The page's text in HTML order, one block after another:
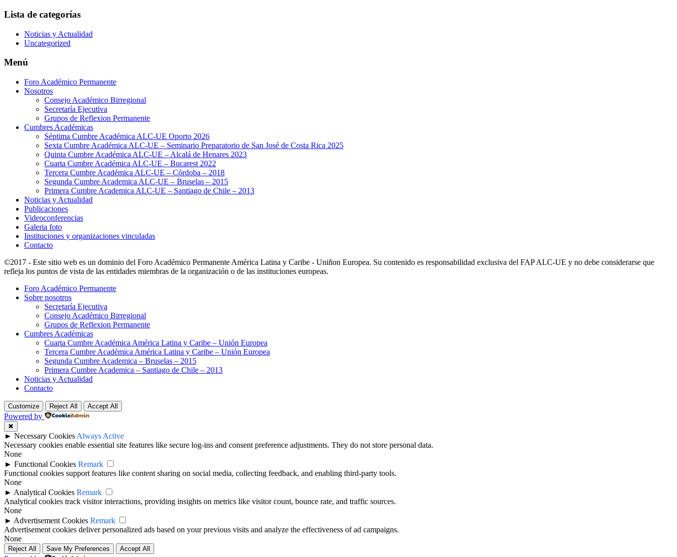
Lista de categorías
Noticias y Actualidad
Uncategorized
Menú
Foro Académico Permanente
Nosotros
Consejo Académico Birregional
Secretaría Ejecutiva
Grupos de Reflexion Permanente
Cumbres Académicas
Séptima Cumbre Académica ALC-UE Oporto 2026
Sexta Cumbre Académica ALC-UE – Seminario Preparatorio de San José de Costa Rica 2025
Quinta Cumbre Académica ALC-UE – Alcalá de Henares 2023
Cuarta Cumbre Académica ALC-UE – Bucarest 2022
Tercera Cumbre Académica ALC-UE – Córdoba – 2018
Segunda Cumbre Academica ALC-UE – Bruselas – 2015
Primera Cumbre Academica ALC-UE – Santiago de Chile – 2013
Noticias y Actualidad
Publicaciones
Videoconferencias
Galeria foto
Instituciones y organizaciones vinculadas
Contacto
©2017 - Este sitio web es un dominio del Foro Académico Permanente América Latina y Caribe - Uniñon Europea. Su contenido es responsabilidad exclusiva del FAP ALC-UE y no debe considerarse que
refleja los puntos de vista de las entidades miembras de la organización o de las instituciones europeas.
Foro Académico Permanente
Sobre nosotros
Secretaría Ejecutiva
Consejo Académico Birregional
Grupos de Reflexion Permanente
Cumbres Académicas
Cuarta Cumbre Académica América Latina y Caribe – Unión Europea
Tercera Cumbre Académica América Latina y Caribe – Unión Europea
Segunda Cumbre Academica – Bruselas – 2015
Primera Cumbre Academica – Santiago de Chile – 2013
Noticias y Actualidad
Contacto
Customize Reject All Accept All
Powered by
✖
► Necessary Cookies Always Active
Necessary cookies enable essential site features like secure log-ins and consent preference adjustments. They do not store personal data.
None
► Functional Cookies Remark
Functional cookies support features like content sharing on social media, collecting feedback, and enabling third-party tools.
None
► Analytical Cookies Remark
Analytical cookies track visitor interactions, providing insights on metrics like visitor count, bounce rate, and traffic sources.
None
► Advertisement Cookies Remark
Advertisement cookies deliver personalized ads based on your previous visits and analyze the effectiveness of ad campaigns.
None
Reject All Save My Preferences Accept All